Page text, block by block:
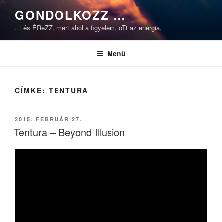
Tartalomhoz
GONDOLKOZZ …
… és ÉReZZ, mert ahol a figyelem, oTt az energia.
Menü
CÍMKE: TENTURA
BEKÜLDVE:
2015. FEBRUÁR 27.
Tentura – Beyond Illusion